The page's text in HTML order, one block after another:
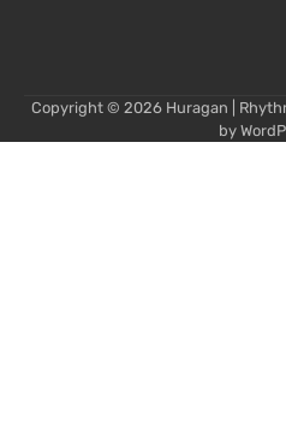
Copyright © 2026 Huragan |
by